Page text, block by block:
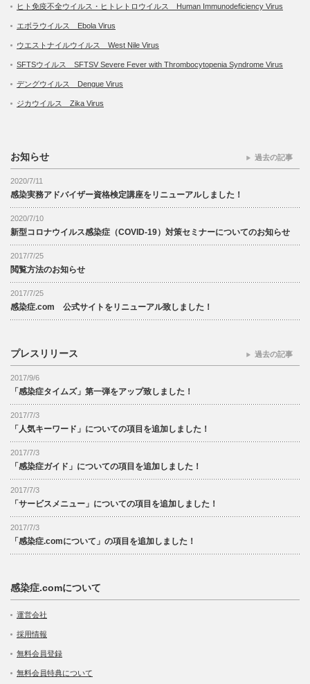
ヒト免疫不全ウイルス・ヒトレトロウイルス Human Immunodeficiency Virus
エボラウイルス Ebola Virus
ウエストナイルウイルス West Nile Virus
SFTSウイルス SFTSV Severe Fever with Thrombocytopenia Syndrome Virus
デングウイルス Dengue Virus
ジカウイルス Zika Virus
お知らせ
2020/7/11
感染実務アドバイザー資格検定講座をリニューアルしました！
2020/7/10
新型コロナウイルス感染症（COVID-19）対策セミナーについてのお知らせ
2017/7/25
閲覧方法のお知らせ
2017/7/25
感染症.com 公式サイトをリニューアル致しました！
過去の記事
プレスリリース
2017/9/6
「感染症タイムズ」第一弾をアップ致しました！
2017/7/3
「人気キーワード」についての項目を追加しました！
2017/7/3
「感染症ガイド」についての項目を追加しました！
2017/7/3
「サービスメニュー」についての項目を追加しました！
2017/7/3
「感染症.comについて」の項目を追加しました！
過去の記事
感染症.comについて
運営会社
採用情報
無料会員登録
無料会員特典について